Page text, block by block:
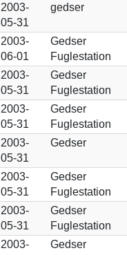
2003-
05-31
gedser
2003-
06-01
Gedser
Fuglestation
2003-
05-31
Gedser
Fuglestation
2003-
05-31
Gedser
Fuglestation
2003-
05-31
Gedser
2003-
05-31
Gedser
Fuglestation
2003-
05-31
Gedser
Fuglestation
2003-
Gedser